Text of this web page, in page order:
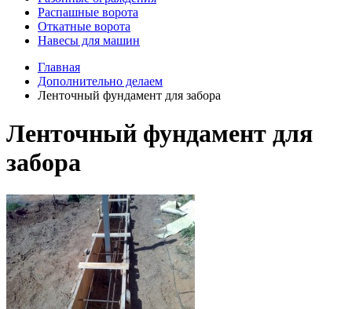
Распашные ворота
Откатные ворота
Навесы для машин
Главная
Дополнительно делаем
Ленточный фундамент для забора
Ленточный фундамент для
забора